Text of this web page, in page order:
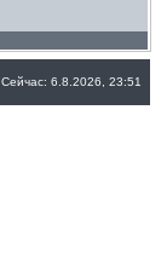
Сейчас: 6.8.2026, 23:51